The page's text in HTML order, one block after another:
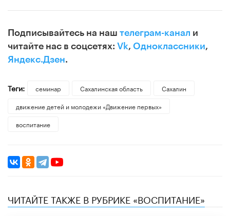
Подписывайтесь на наш телеграм-канал и
читайте нас в соцсетях: Vk, Одноклассники,
Яндекс.Дзен.
Теги: семинар Сахалинская область
Сахалин
движение детей и молодежи «Движение первых»
воспитание
ЧИТАЙТЕ ТАКЖЕ В РУБРИКЕ «ВОСПИТАНИЕ»